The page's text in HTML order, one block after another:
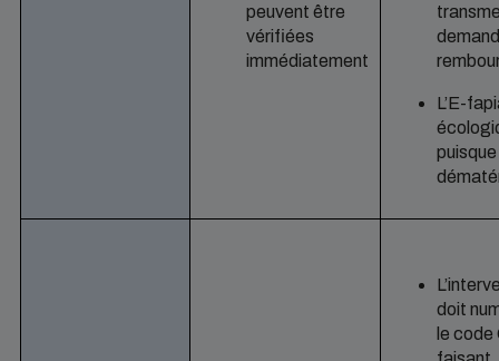
peuvent être
vérifiées
immédiatement
L’E-
puisque
doit
le code